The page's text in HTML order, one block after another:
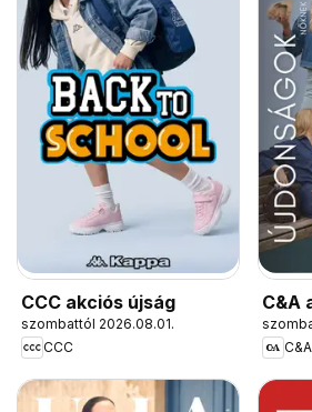
CCC akciós újság
szombattól 2026.08.01.
CCC
C&A
C&A